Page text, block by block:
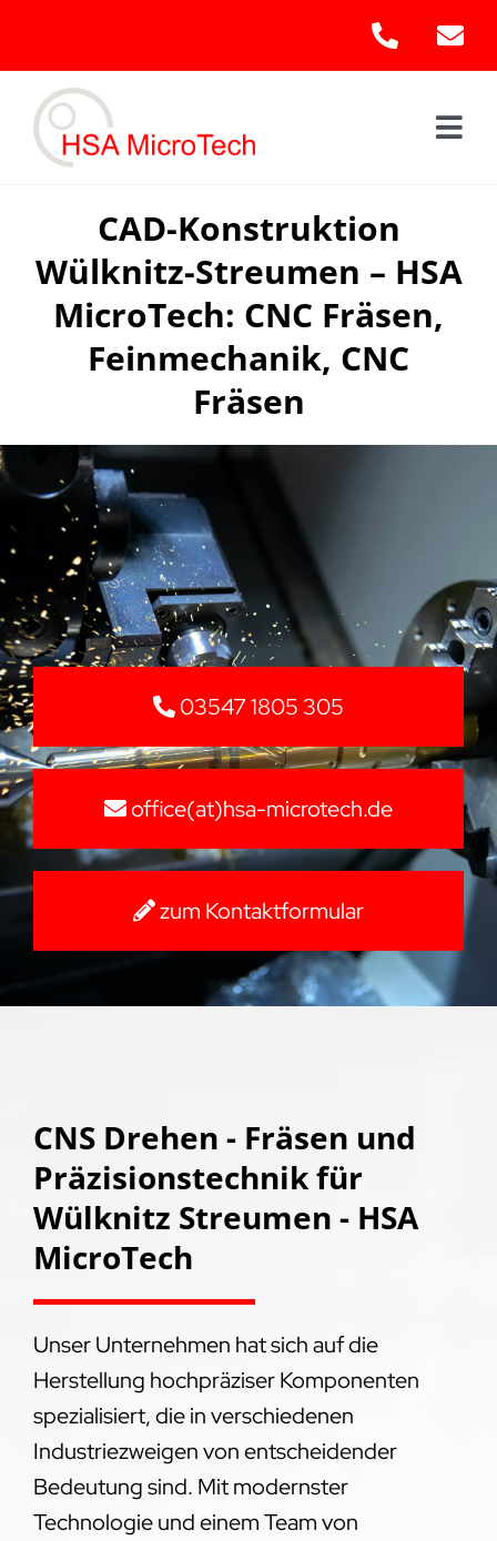
content
CAD-Konstruktion
Wülknitz-Streumen – HSA
MicroTech: CNC Fräsen,
Feinmechanik, CNC
Fräsen
03547 1805 305
office(at)hsa-microtech.de
zum Kontaktformular
CNS Drehen - Fräsen und
Präzisionstechnik für
Wülknitz Streumen - HSA
MicroTech
Unser Unternehmen hat sich auf die
Herstellung hochpräziser Komponenten
spezialisiert, die in verschiedenen
Industriezweigen von entscheidender
Bedeutung sind. Mit modernster
Technologie und einem Team von